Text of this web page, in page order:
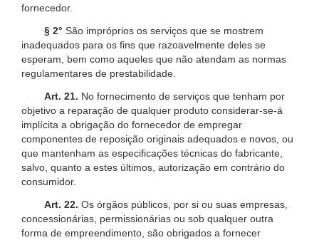
fornecedor.
§ 2° São impróprios os serviços que se mostrem
inadequados para os fins que razoavelmente deles se
esperam, bem como aqueles que não atendam as normas
regulamentares de prestabilidade.
Art. 21. No fornecimento de serviços que tenham por
objetivo a reparação de qualquer produto considerar-se-á
implícita a obrigação do fornecedor de empregar
componentes de reposição originais adequados e novos, ou
que mantenham as especificações técnicas do fabricante,
salvo, quanto a estes últimos, autorização em contrário do
consumidor.
Art. 22. Os órgãos públicos, por si ou suas empresas,
concessionárias, permissionárias ou sob qualquer outra
forma de empreendimento, são obrigados a fornecer